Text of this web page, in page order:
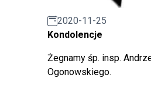
2020-11-25
Kondolencje
Żegnamy śp. insp.
Ogonowskiego.